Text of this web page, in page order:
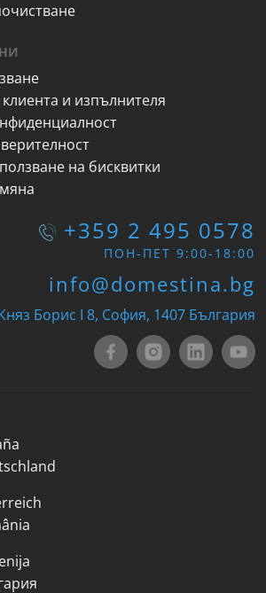
и изпълнителя
на бисквитки
+359 2 495 0578
ПОН-ПЕТ 9:00-18:00
info@domestina.bg
Борис I 8, София, 1407 България